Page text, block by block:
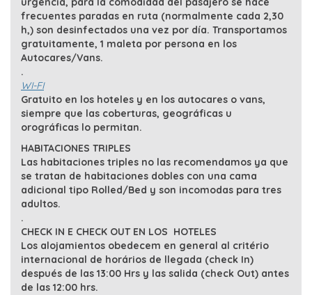
frecuentes paradas en ruta (normalmente cada 2,30
h,) son desinfectados una vez por día. Transportamos
gratuitamente, 1 maleta por persona en los
Autocares/Vans.
.
WI-FI
Gratuito en los hoteles y en los autocares o vans,
siempre que las coberturas, geográficas u
orográficas lo permitan.
HABITACIONES TRIPLES
Las habitaciones triples no las recomendamos ya que
se tratan de habitaciones dobles con una cama
adicional tipo Rolled/Bed y son incomodas para tres
adultos.
.
CHECK IN E CHECK OUT EN LOS HOTELES
Los alojamientos obedecem en general al critério
internacional de horários de llegada (check In)
después de las 13:00 Hrs y las salida (check Out) antes
de las 12:00 hrs.